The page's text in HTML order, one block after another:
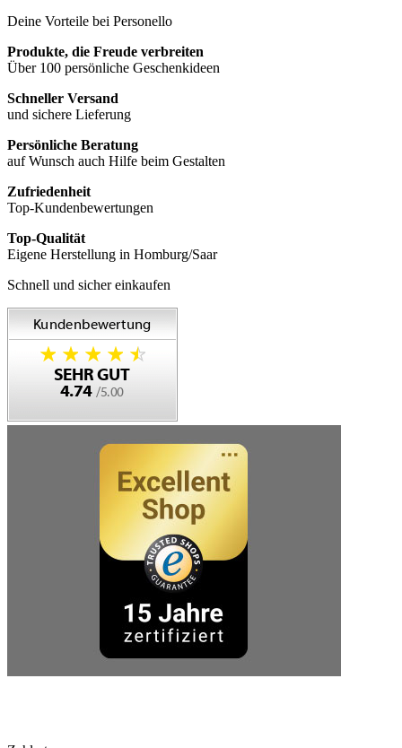
Deine Vorteile bei Personello
Produkte, die Freude verbreiten
Über 100 persönliche Geschenkideen
Schneller Versand
und sichere Lieferung
Persönliche Beratung
auf Wunsch auch Hilfe beim Gestalten
Zufriedenheit
Top-Kundenbewertungen
Top-Qualität
Eigene Herstellung in Homburg/Saar
Schnell und sicher einkaufen